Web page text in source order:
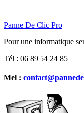
Panne De Clic Pro
Pour une informatique
Tél : 06 89 54 24 85
Mel :